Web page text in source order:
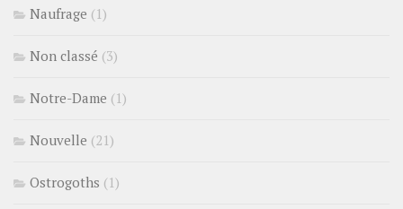
Naufrage (1)
Non classé (3)
Notre-Dame (1)
Nouvelle (21)
Ostrogoths (1)